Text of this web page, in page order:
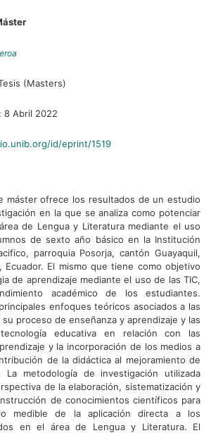
(Masters)
8 Abril 2022
id/eprint/1519
máster ofrece los resultados de un estudio
en la que se analiza como potenciar
de Lengua y Literatura mediante el uso
de sexto año básico en la Institución
parroquia Posorja, cantón Guayaquil,
Ecuador. El mismo que tiene como objetivo
de aprendizaje mediante el uso de las TIC,
académico de los estudiantes.
enfoques teóricos asociados a las
proceso de enseñanza y aprendizaje y las
educativa en relación con las
y la incorporación de los medios a
de la didáctica al mejoramiento de
La metodología de investigación utilizada
de la elaboración, sistematización y
de conocimientos científicos para
medible de la aplicación directa a los
en el área de Lengua y Literatura. El